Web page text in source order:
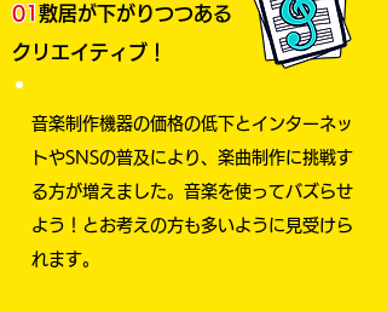
​01 敷居が下がりつつある
クリエイティブ！
音楽制作機器の価格の低下とインターネッ
トやSNSの普及により、楽曲制作に挑戦す
る方が増えました。音楽を使ってバズらせ
よう！とお考えの方も多いように見受けら
れます。